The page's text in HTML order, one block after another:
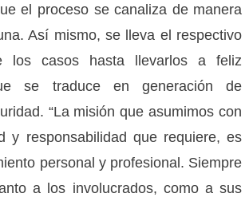
el proceso se canaliza de manera
Así mismo, se lleva el respectivo
los casos hasta llevarlos a feliz
se traduce en generación de
“La misión que asumimos con
y responsabilidad que requiere, es
personal y profesional. Siempre
a los involucrados, como a sus